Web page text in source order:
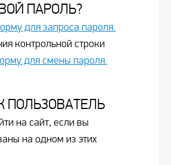
ПАРОЛЬ?
для запроса пароля.
контрольной строки
для смены пароля.
ПОЛЬЗОВАТЕЛЬ
на сайт, если вы
на одном из этих